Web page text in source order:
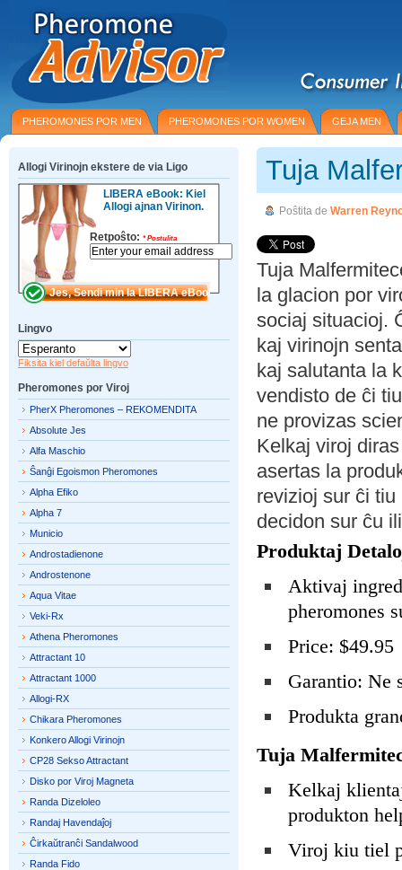
PHEROMONES POR MEN PHEROMONES POR WOMEN GEJA MEN
Tuja
Poŝtita de Warren
Tuja
la glacion por
sociaj situacioj.
kaj virinojn
kaj salutanta la
vendisto de ĉi
ne provizas
Kelkaj viroj
asertas la
revizioj sur ĉi
decidon sur ĉu
Produktaj
Aktivaj
pheromones
Price: $49.95
Garantio: Ne
Produkta
Tuja
Kelkaj
produkton
Viroj kiu tiel
Allogi Virinojn ekstere de via Ligo
LIBERA eBook: Kiel
Allogi ajnan Virinon.
Retpoŝto: *Postulita
Lingvo
Fiksita kiel defaŭlta lingvo
Pheromones por Viroj
PherX Pheromones – REKOMENDITA
Absolute Jes
Alfa Maschio
Ŝanĝi Egoismon Pheromones
Alpha Efiko
Alpha 7
Municio
Androstadienone
Androstenone
Aqua Vitae
Veki-Rx
Athena Pheromones
Attractant 10
Attractant 1000
Allogi-RX
Chikara Pheromones
Konkero Allogi Virinojn
CP28 Sekso Attractant
Disko por Viroj Magneta
Randa Dizeloleo
Randaj Havendaĵoj
Ĉirkaŭtranĉi Sandalwood
Randa Fido